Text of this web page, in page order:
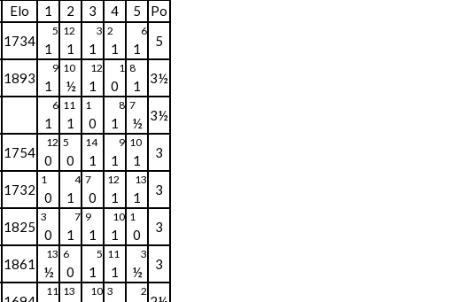
Elo 1 2 3 4 5
Po
1734
5
1
12
1
3
1
2
1
6
1 5
1893
9
1
10
½
12
1
1
0
8
1 3½
6
1
11
1
1
0
8
1
7
½ 3½
1754
12
0
5
0
14
1
9
1
10
1 3
1732
1
0
4
1
7
0
12
1
13
1 3
1825
3
0
7
1
9
1
10
1
1
0 3
1861
13
½
6
0
5
1
11
1
3
½ 3
11 13 10 3 2